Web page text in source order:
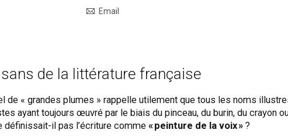
Email
de la littérature française
de « grandes plumes » rappelle utilement que tous les noms
ayant toujours œuvré par le biais du pinceau, du burin, du crayon
il pas l’écriture comme « peinture de la voix » ?